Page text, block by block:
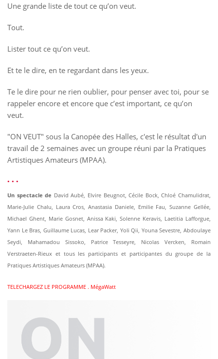
Une grande liste de tout ce qu’on veut.
Tout.
Lister tout ce qu’on veut.
Et te le dire, en te regardant dans les yeux.
Te le dire pour ne rien oublier, pour penser avec toi, pour se
rappeler encore et encore que c’est important, ce qu’on
veut.
"ON VEUT" sous la Canopée des Halles, c'est le résultat d'un
travail de 2 semaines avec un groupe réuni par la Pratiques
Artistiques Amateurs (MPAA).
. . .
Un spectacle de David Aubé, Elvire Beugnot, Cécile Bock, Chloé Chamulidrat,
Marie-Julie Chalu, Laura Cros, Anastasia Daniele, Emilie Fau, Suzanne Gellée,
Michael Ghent, Marie Gosnet, Anissa Kaki, Solenne Keravis, Laetitia Lafforgue,
Yann Le Bras, Guillaume Lucas, Lear Packer, Yoli Qii, Youna Sevestre, Abdoulaye
Seydi, Mahamadou Sissoko, Patrice Tesseyre, Nicolas Vercken, Romain
Verstraeten-Rieux et tous les participants et participantes du groupe de la
Pratiques Artistiques Amateurs (MPAA).
TELECHARGEZ LE PROGRAMME . MégaWatt